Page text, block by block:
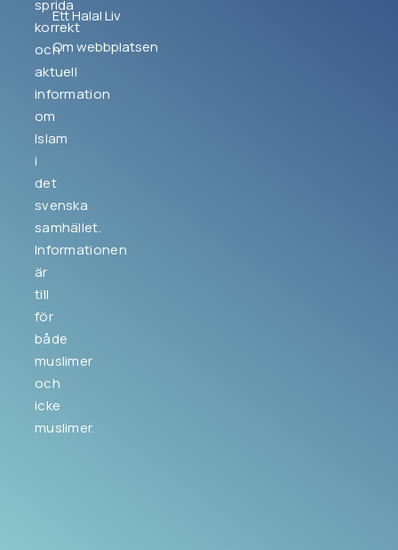
sprida
korrekt
och
aktuell
information
om
Islam
i
det
svenska
samhället.
Informationen
är
till
för
både
muslimer
och
icke
muslimer.
Ett Halal Liv
Om webbplatsen